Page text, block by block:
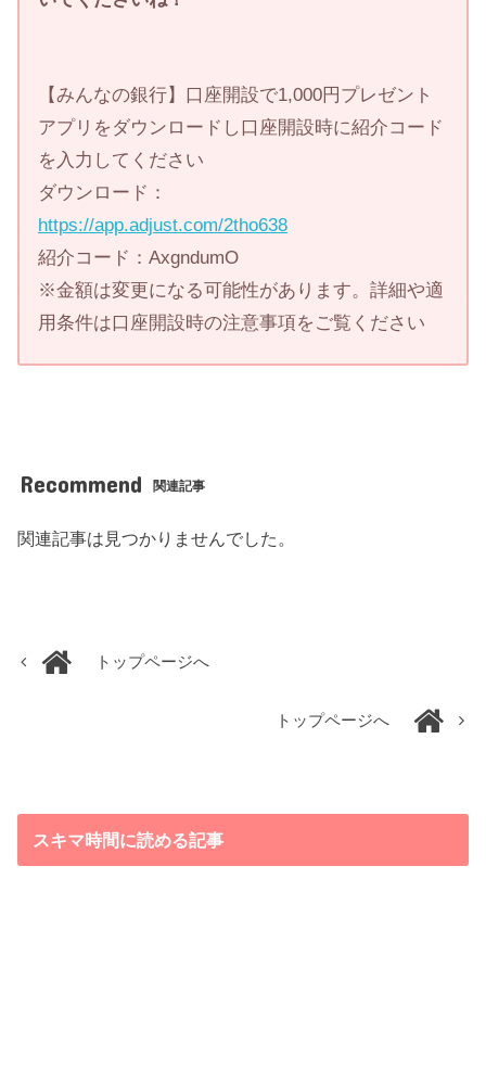
【みんなの銀行】口座開設で1,000円プレゼント
アプリをダウンロードし口座開設時に紹介コード
を入力してください
ダウンロード：
https://app.adjust.com/2tho638
紹介コード：AxgndumO
※金額は変更になる可能性があります。詳細や適
用条件は口座開設時の注意事項をご覧ください
Recommend 関連記事
関連記事は見つかりませんでした。
トップページへ
トップページへ
スキマ時間に読める記事